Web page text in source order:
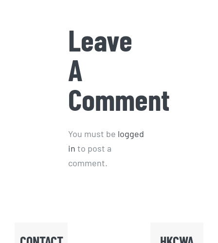
Leave
A
Comment
You must be logged
in to post a
comment.